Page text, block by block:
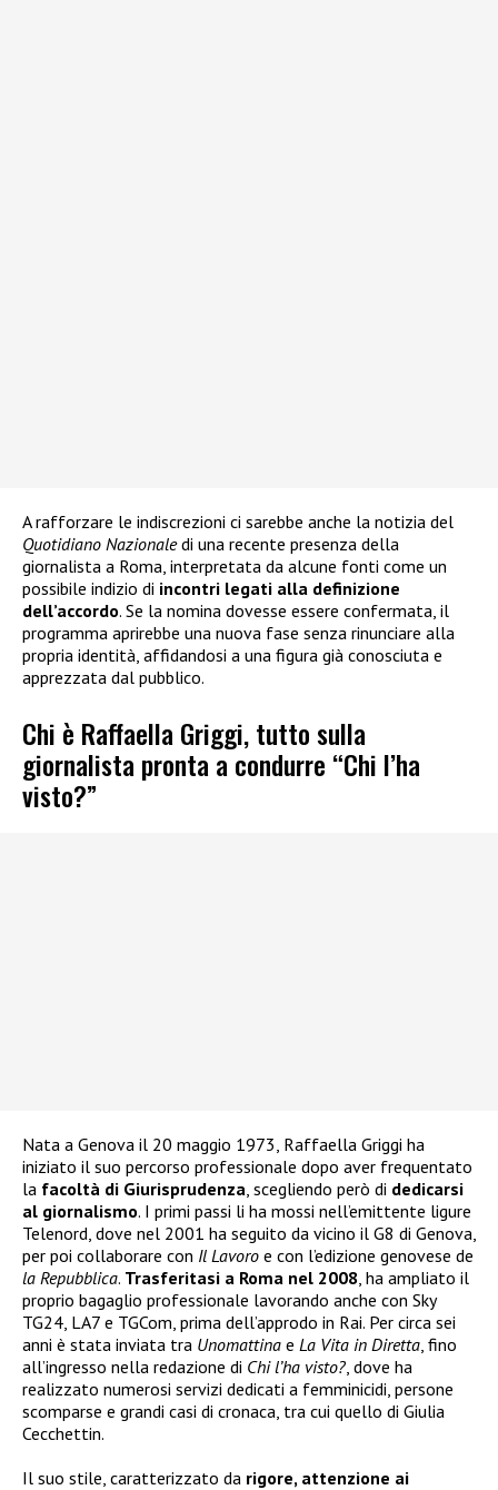
A rafforzare le indiscrezioni ci sarebbe anche la notizia del
Quotidiano Nazionaledi una recente presenza della
giornalista a Roma, interpretata da alcune fonti come un
possibile indizio di incontri legati alla definizione
dell’accordo. Se la nomina dovesse essere confermata, il
programma aprirebbe una nuova fase senza rinunciare alla
propria identità, affidandosi a una figura già conosciuta e
apprezzata dal pubblico.
Chi è Raffaella Griggi, tutto sulla
giornalista pronta a condurre “Chi l’ha
visto?”
Nata a Genova il 20 maggio 1973, Raffaella Griggi ha
iniziato il suo percorso professionale dopo aver frequentato
la facoltà di Giurisprudenza, scegliendo però di dedicarsi
al giornalismo. I primi passi li ha mossi nell’emittente ligure
Telenord, dove nel 2001 ha seguito da vicino il G8 di Genova,
per poi collaborare con Il Lavoro e con l’edizione genovese de
la Repubblica. Trasferitasi a Roma nel 2008, ha ampliato il
proprio bagaglio professionale lavorando anche con Sky
TG24, LA7 e TGCom, prima dell’approdo in Rai. Per circa sei
anni è stata inviata tra Unomattina e La Vita in Diretta, fino
all’ingresso nella redazione di Chi l’ha visto?, dove ha
realizzato numerosi servizi dedicati a femminicidi, persone
scomparse e grandi casi di cronaca, tra cui quello di Giulia
Cecchettin.
Il suo stile, caratterizzato da rigore, attenzione ai